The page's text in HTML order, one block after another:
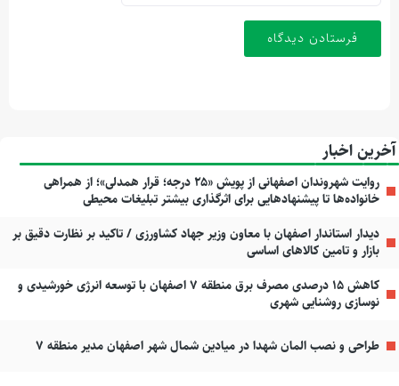
آخرین اخبار
روایت شهروندان اصفهانی از پویش «۲۵ درجه؛ قرار همدلی»؛ از همراهی
خانواده‌ها تا پیشنهادهایی برای اثرگذاری بیشتر تبلیغات محیطی
دیدار استاندار اصفهان با معاون وزیر جهاد کشاورزی / تاکید بر نظارت دقیق بر
بازار و تامین کالاهای اساسی
کاهش ۱۵ درصدی مصرف برق منطقه ۷ اصفهان با توسعه انرژی خورشیدی و
نوسازی روشنایی شهری
طراحی و نصب المان شهدا در میادین شمال شهر اصفهان مدیر منطقه ۷